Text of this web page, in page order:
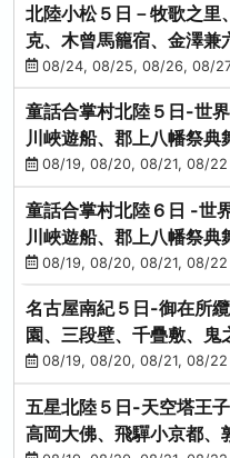
北陸小松５日－牧歌之里
克、木曾馬籠宿、金澤兼
白川鄉合掌村
08/24, 08/25, 08/26, 08/
童話合掌村北陸５日-世
川峽遊船、郡上八幡祭典
松葉蟹、金箔冰淇淋
08/19, 08/20, 08/21, 08/22
童話合掌村北陸６日 -世
川峽遊船、郡上八幡祭典
松葉蟹、金箔冰淇淋
08/19, 08/20, 08/21, 08/22
名古屋南紀５日-御在所
園、三段壁、千疊敷、鬼
勢龍蝦溫泉
08/19, 08/20, 08/21, 08/22
五星北陸５日-天空塔王
高岡大佛、飛驒小京都、